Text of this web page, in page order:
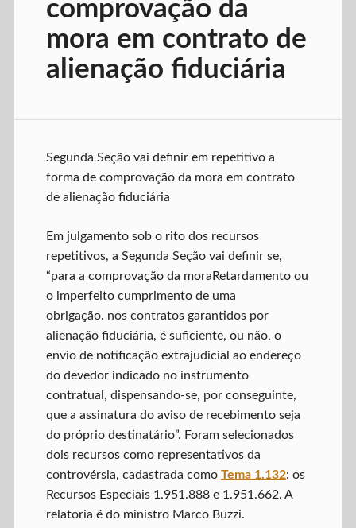
comprovação da
mora em contrato de
alienação fiduciária
Segunda Seção vai definir em repetitivo a
forma de comprovação da mora em contrato
de alienação fiduciária
Em julgamento sob o rito dos recursos
repetitivos, a Segunda Seção vai definir se,
“para a comprovação da moraRetardamento ou
o imperfeito cumprimento de uma
obrigação. nos contratos garantidos por
alienação fiduciária, é suficiente, ou não, o
envio de notificação extrajudicial ao endereço
do devedor indicado no instrumento
contratual, dispensando-se, por conseguinte,
que a assinatura do aviso de recebimento seja
do próprio destinatário”. Foram selecionados
dois recursos como representativos da
controvérsia, cadastrada como Tema 1.132: os
Recursos Especiais 1.951.888 e 1.951.662. A
relatoria é do ministro Marco Buzzi.